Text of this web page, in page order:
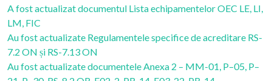
A fost actualizat documentul Lista echipamentelor OEC LE, LI,
LM, FIC
Au fost actualizate Regulamentele specifice de acreditare RS-
7.2 ON și RS-7.13 ON
Au fost actualizate documentele Anexa 2 – MM-01, P–05, P–